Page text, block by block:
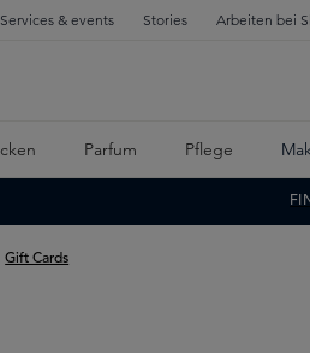
Services & events Stories Arbeiten bei
Parfum Pflege
Gift Cards